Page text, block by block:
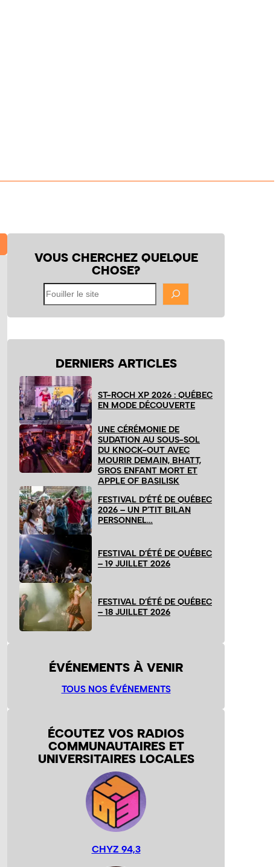
VOUS CHERCHEZ QUELQUE
CHOSE?
Fouiller
le
site
DERNIERS ARTICLES
ST-ROCH XP 2026 : QUÉBEC
EN MODE DÉCOUVERTE
UNE CÉRÉMONIE DE
SUDATION AU SOUS-SOL
DU KNOCK-OUT AVEC
MOURIR DEMAIN, BHATT,
GROS ENFANT MORT ET
APPLE OF BASILISK
FESTIVAL D’ÉTÉ DE QUÉBEC
2026 – UN P’TIT BILAN
PERSONNEL…
FESTIVAL D’ÉTÉ DE QUÉBEC
– 19 JUILLET 2026
FESTIVAL D’ÉTÉ DE QUÉBEC
– 18 JUILLET 2026
ÉVÉNEMENTS À VENIR
TOUS NOS ÉVÉNEMENTS
ÉCOUTEZ VOS RADIOS
COMMUNAUTAIRES ET
UNIVERSITAIRES LOCALES
CHYZ 94,3